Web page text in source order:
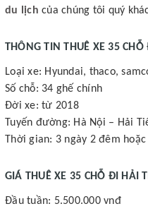
du lịch của chúng tôi quý
THÔNG TIN THUÊ XE 35 CHỖ
Loại xe: Hyundai, thaco,
Số chỗ: 34 ghế chính
Đời xe: từ 2018
Tuyến đường: Hà Nội – Hải
Thời gian: 3 ngày 2 đêm
GIÁ THUÊ XE 35 CHỖ ĐI HẢI
Đầu tuần: 5.500.000 vnđ